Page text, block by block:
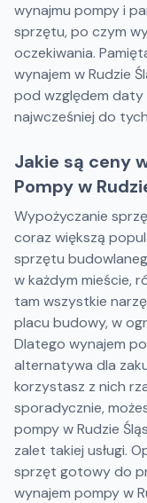
wynajmu pompy i
sprzętu, po czym
oczekiwania.
wynajem w Rudzie
pod względem
najwcześniej do
Jakie są ceny
Pompy w
Wypożyczanie
coraz większą
sprzętu
w każdym mieście,
tam wszystkie
placu budowy, w
Dlatego wynajem
alternatywa dla
korzystasz z nich
sporadycznie,
pompy w Rudzie
zalet takiej usługi.
sprzęt gotowy do
wynajem pompy w